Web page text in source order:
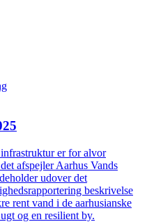
er for alvor
afspejler Aarhus Vands
udover det
beskrivelse
rent vand i de aarhusianske
og en resilient by.